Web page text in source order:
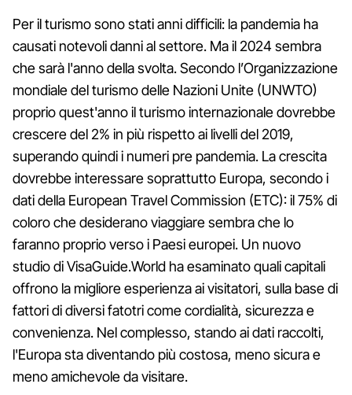
Per il turismo sono stati anni difficili: la pandemia ha
causati notevoli danni al settore. Ma il 2024 sembra
che sarà l'anno della svolta. Secondo l’Organizzazione
mondiale del turismo delle Nazioni Unite (UNWTO)
proprio quest'anno il turismo internazionale dovrebbe
crescere del 2% in più rispetto ai livelli del 2019,
superando quindi i numeri pre pandemia. La crescita
dovrebbe interessare soprattutto Europa, secondo i
dati della European Travel Commission (ETC): il 75% di
coloro che desiderano viaggiare sembra che lo
faranno proprio verso i Paesi europei. Un nuovo
studio di VisaGuide.World ha esaminato quali capitali
offrono la migliore esperienza ai visitatori, sulla base di
fattori di diversi fatotri come cordialità, sicurezza e
convenienza. Nel complesso, stando ai dati raccolti,
l'Europa sta diventando più costosa, meno sicura e
meno amichevole da visitare.